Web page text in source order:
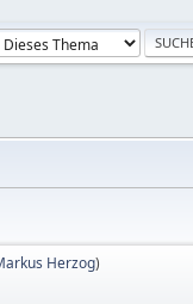
Herzog)